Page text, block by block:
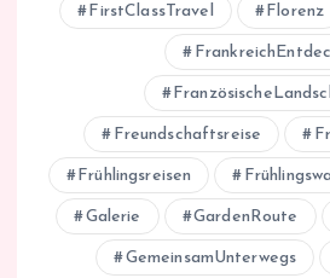
FirstClassTravel Florenz
Freundschaftsreise
Frühlingsreisen
Galerie GardenRoute
GemeinsamUnterwegs